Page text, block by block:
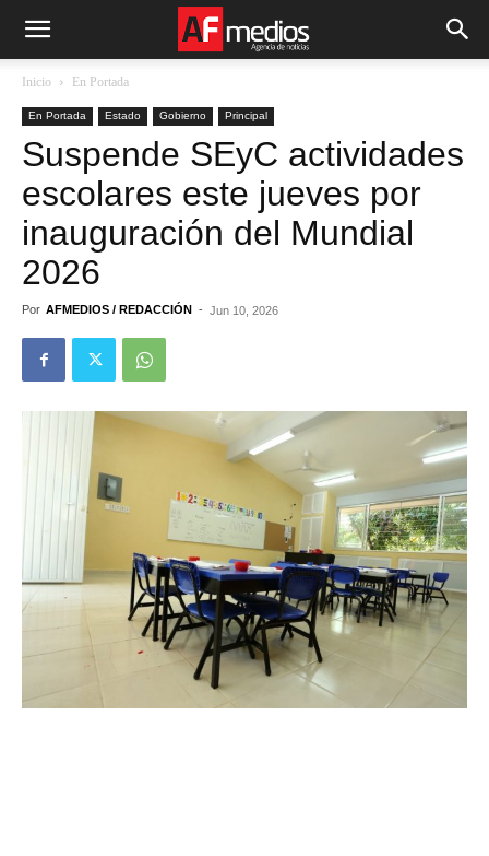
Inicio En Portada
En Portada Estado Gobierno Principal
Suspende SEyC actividades
escolares este jueves por
inauguración del Mundial
2026
Por AFMEDIOS / REDACCIÓN - Jun 10, 2026